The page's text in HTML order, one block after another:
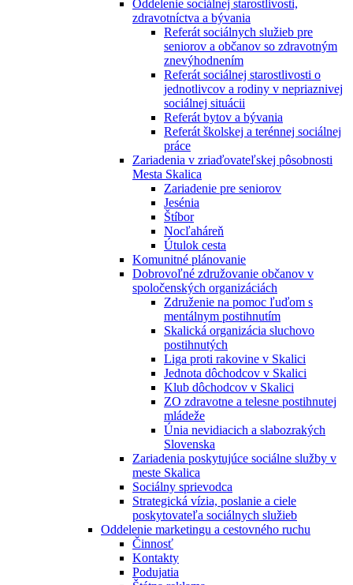
Oddelenie sociálnej starostlivosti,
zdravotníctva a bývania
Referát sociálnych služieb pre
seniorov a občanov so zdravotným
znevýhodnením
Referát sociálnej starostlivosti o
jednotlivcov a rodiny v nepriaznivej
sociálnej situácii
Referát bytov a bývania
Referát školskej a terénnej sociálnej
práce
Zariadenia v zriaďovateľskej pôsobnosti
Mesta Skalica
Zariadenie pre seniorov
Jesénia
Štíbor
Nocľaháreň
Útulok cesta
Komunitné plánovanie
Dobrovoľné združovanie občanov v
spoločenských organizáciách
Združenie na pomoc ľuďom s
mentálnym postihnutím
Skalická organizácia sluchovo
postihnutých
Liga proti rakovine v Skalici
Jednota dôchodcov v Skalici
Klub dôchodcov v Skalici
ZO zdravotne a telesne postihnutej
mládeže
Únia nevidiacich a slabozrakých
Slovenska
Zariadenia poskytujúce sociálne služby v
meste Skalica
Sociálny sprievodca
Strategická vízia, poslanie a ciele
poskytovateľa sociálnych služieb
Oddelenie marketingu a cestovného ruchu
Činnosť
Kontakty
Podujatia